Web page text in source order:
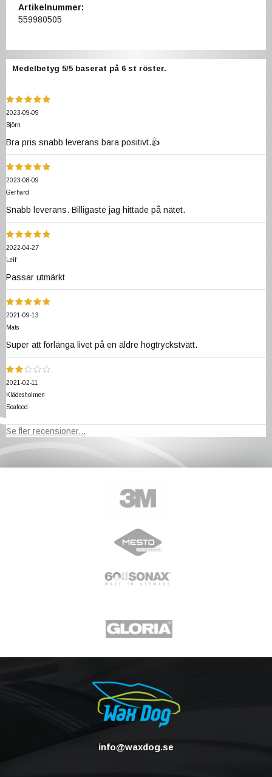
Artikelnummer:
559980505
Medelbetyg 5/5 baserat på 6 st röster.
2023-09-09
Björn
Bra pris snabb leverans bara positivt.👍
2023-08-09
Gerhard
Snabb leverans. Billigaste jag hittade på nätet.
2022-04-27
Leif
Passar utmärkt
2021-09-13
Mats
Super att förlänga livet på en äldre högtryckstvätt.
2021-02-11
Klädesholmen
Seafood
Se fler recensioner...
info@waxdog.se